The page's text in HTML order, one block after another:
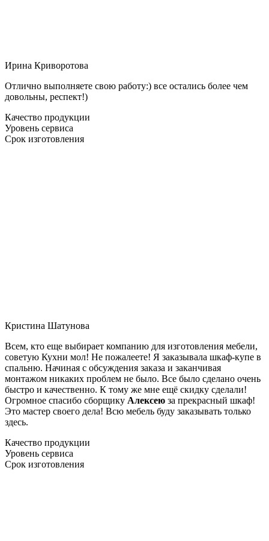
Ирина Криворотова
Отлично выполняете свою работу:) все остались более чем
довольны, респект!)
Качество продукции
Уровень сервиса
Срок изготовления
Кристина Шатунова
Всем, кто еще выбирает компанию для изготовления мебели,
советую Кухни мол! Не пожалеете! Я заказывала шкаф-купе в
спальню. Начиная с обсуждения заказа и заканчивая
монтажом никаких проблем не было. Все было сделано очень
быстро и качественно. К тому же мне ещё скидку сделали!
Огромное спасибо сборщику Алексею за прекрасный шкаф!
Это мастер своего дела! Всю мебель буду заказывать только
здесь.
Качество продукции
Уровень сервиса
Срок изготовления